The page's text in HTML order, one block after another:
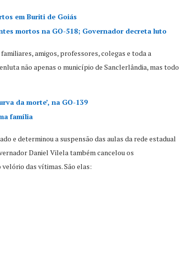
em Buriti de Goiás
mortos na GO-518; Governador decreta luto
amigos, professores, colegas e toda a
não apenas o município de Sanclerlândia, mas todo
da morte’, na GO-139
família
e determinou a suspensão das aulas da rede estadual
Daniel Vilela também cancelou os
das vítimas. São elas: